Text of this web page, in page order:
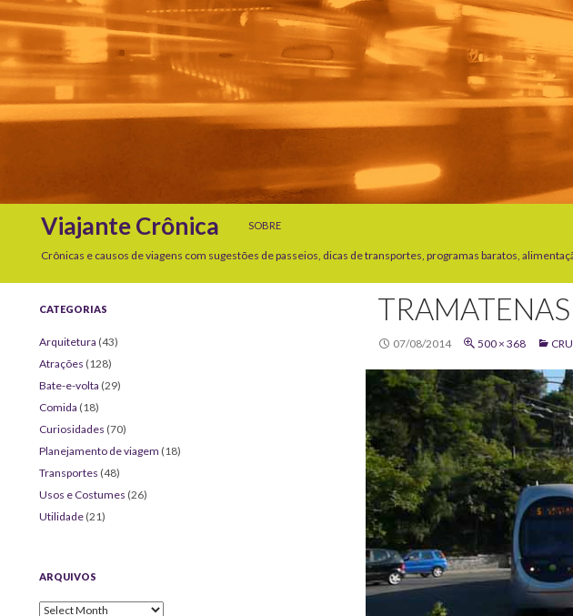
Viajante Crônica
Search
SOBRE
Crônicas e causos de viagens com sugestões de passeios, dicas de transportes, programas baratos,
TRAMATENAS
07/08/2014 500 × 368
CATEGORIAS
Arquitetura (43)
Atrações (128)
Bate-e-volta (29)
Comida (18)
Curiosidades (70)
Planejamento de viagem (18)
Transportes (48)
Usos e Costumes (26)
Utilidade (21)
ARQUIVOS
Arquivos